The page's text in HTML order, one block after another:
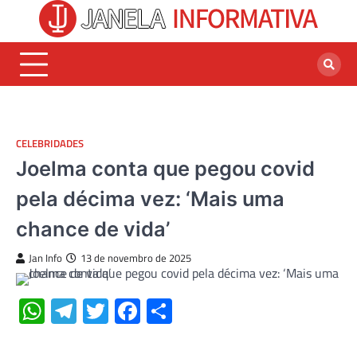
content
CELEBRIDADES
Joelma conta que pegou covid
pela décima vez: ‘Mais uma
chance de vida’
Jan Info 13 de novembro de 2025
WhatsApp
Telegram
TwitterFacebook